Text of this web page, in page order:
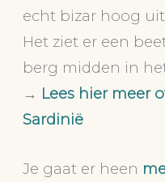
echt bizar hoog uit
Het ziet er een
berg midden in
→ Lees hier meer
Sardinië
Je gaat er heen